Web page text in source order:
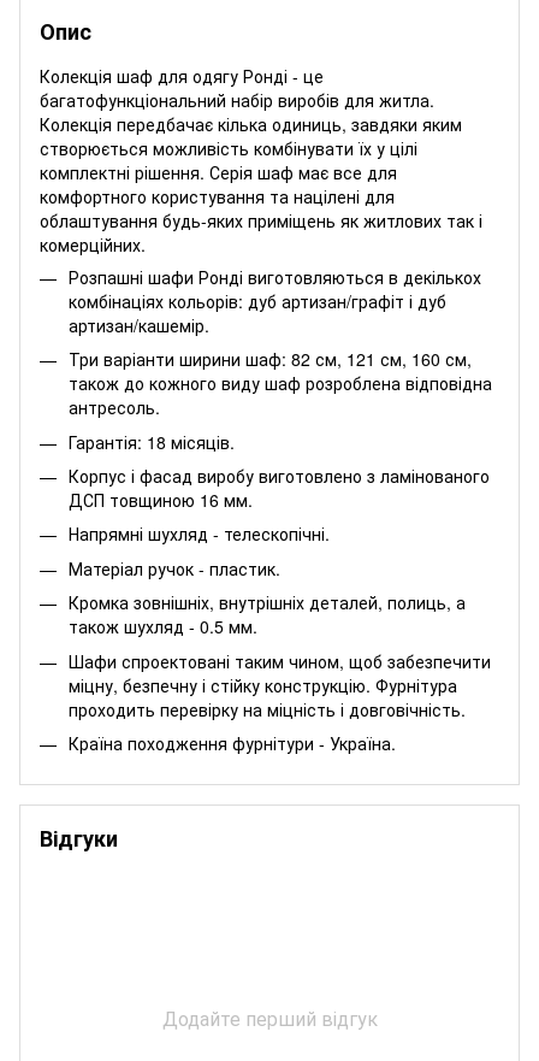
Опис
Колекція шаф для одягу Ронді - це
багатофункціональний набір виробів для житла.
Колекція передбачає кілька одиниць, завдяки яким
створюється можливість комбінувати їх у цілі
комплектні рішення. Серія шаф має все для
комфортного користування та націлені для
облаштування будь-яких приміщень як житлових так і
комерційних.
Розпашні шафи Ронді виготовляються в декількох
комбінаціях кольорів: дуб артизан/графіт і дуб
артизан/кашемір.
Три варіанти ширини шаф: 82 см, 121 см, 160 см,
також до кожного виду шаф розроблена відповідна
антресоль.
Гарантія: 18 місяців.
Корпус і фасад виробу виготовлено з ламінованого
ДСП товщиною 16 мм.
Напрямні шухляд - телескопічні.
Матеріал ручок - пластик.
Кромка зовнішніх, внутрішніх деталей, полиць, а
також шухляд - 0.5 мм.
Шафи спроектовані таким чином, щоб забезпечити
міцну, безпечну і стійку конструкцію. Фурнітура
проходить перевірку на міцність і довговічність.
Країна походження фурнітури - Україна.
Відгуки
Додайте перший відгук